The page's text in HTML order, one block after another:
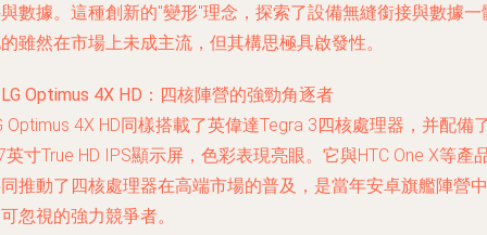
數據。這種創新的"變形"理念，探索了設備無縫銜接與數據一
雖然在市場上未成主流，但其構思極具啟發性。
LG Optimus 4X HD ：四核陣營的強勁角逐者
Optimus 4X HD同樣搭載了英偉達Tegra 3四核處理器，并配備
英寸True HD IPS顯示屏，色彩表現亮眼。它與HTC One X等產
推動了四核處理器在高端市場的普及，是當年安卓旗艦陣營中
忽視的強力競爭者。